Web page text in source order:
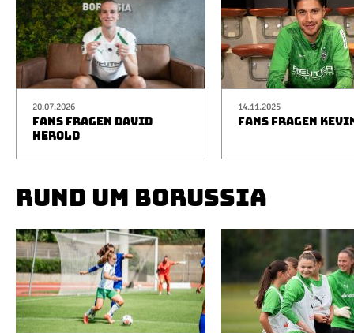
20.07.2026
FANS FRAGEN DAVID
HEROLD
14.11.2025
FANS FRAGEN
RUND UM BORUSSIA